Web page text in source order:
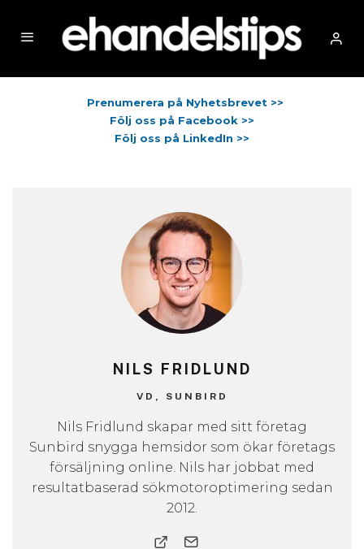
Prenumerera på Nyhetsbrevet >>
Följ oss på Facebook >>
Följ oss på LinkedIn >>
NILS FRIDLUND
VD, SUNBIRD
Nils Fridlund skapar med sitt företag
Sunbird snygga hemsidor som ökar företags
försäljning online. Nils har jobbat med
resultatbaserad sökmotoroptimering sedan
2012.